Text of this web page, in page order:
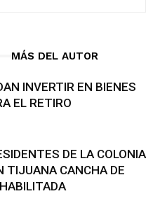
MÁS DEL AUTOR
INVERTIR EN BIENES
EL RETIRO
DE LA COLONIA
TIJUANA CANCHA DE